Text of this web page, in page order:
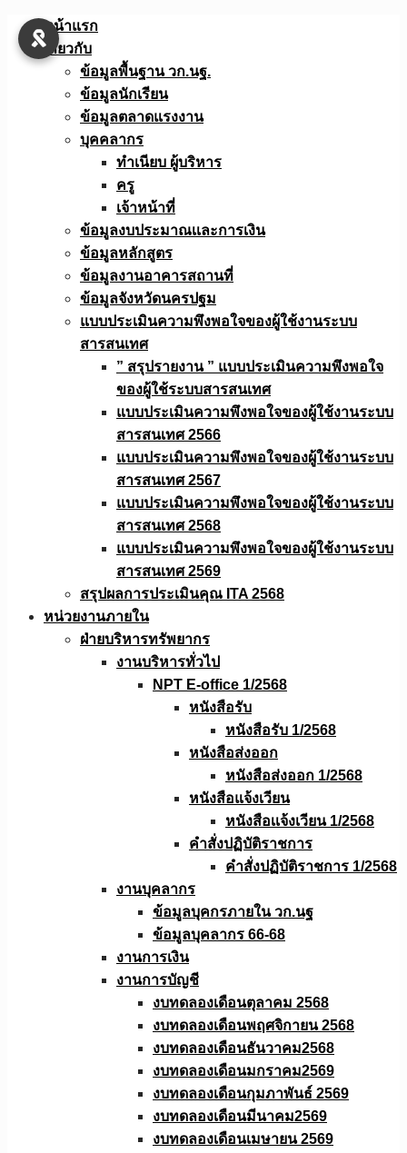
Skip
หน้าแรก
เกี่ยวกับ
ข้อมูลพื้นฐาน วก.นฐ.
ข้อมูลนักเรียน
ข้อมูลตลาดแรงงาน
บุคคลากร
ทำเนียบ ผู้บริหาร
ครู
เจ้าหน้าที่
ข้อมูลงบประมาณเเละการเงิน
ข้อมูลหลักสูตร
ข้อมูลงานอาคารสถานที่
ข้อมูลจังหวัดนครปฐม
แบบประเมินความพึงพอใจของผู้ใช้งานระบบ
สารสนเทศ
” สรุปรายงาน ” แบบประเมินความพึงพอใจ
ของผู้ใช้ระบบสารสนเทศ
แบบประเมินความพึงพอใจของผู้ใช้งานระบบ
สารสนเทศ 2566
แบบประเมินความพึงพอใจของผู้ใช้งานระบบ
สารสนเทศ 2567
แบบประเมินความพึงพอใจของผู้ใช้งานระบบ
สารสนเทศ 2568
แบบประเมินความพึงพอใจของผู้ใช้งานระบบ
สารสนเทศ 2569
สรุปผลการประเมินคุณ ITA 2568
หน่วยงานภายใน
ฝ่ายบริหารทรัพยากร
งานบริหารทั่วไป
NPT E-office 1/2568
หนังสือรับ
หนังสือรับ 1/2568
หนังสือส่งออก
หนังสือส่งออก 1/2568
หนังสือแจ้งเวียน
หนังสือเเจ้งเวียน 1/2568
คำสั่งปฏิบัติราชการ
คำสั่งปฏิบัติราชการ 1/2568
งานบุคลากร
ข้อมูลบุคกรภายใน วก.นฐ
ข้อมูลบุคลากร 66-68
งานการเงิน
งานการบัญชี
งบทดลองเดือนตุลาคม 2568
งบทดลองเดือนพฤศจิกายน 2568
งบทดลองเดือนธันวาคม2568
งบทดลองเดือนมกราคม2569
งบทดลองเดือนกุมภาพันธ์ 2569
งบทดลองเดือนมีนาคม2569
งบทดลองเดือนเมษายน 2569